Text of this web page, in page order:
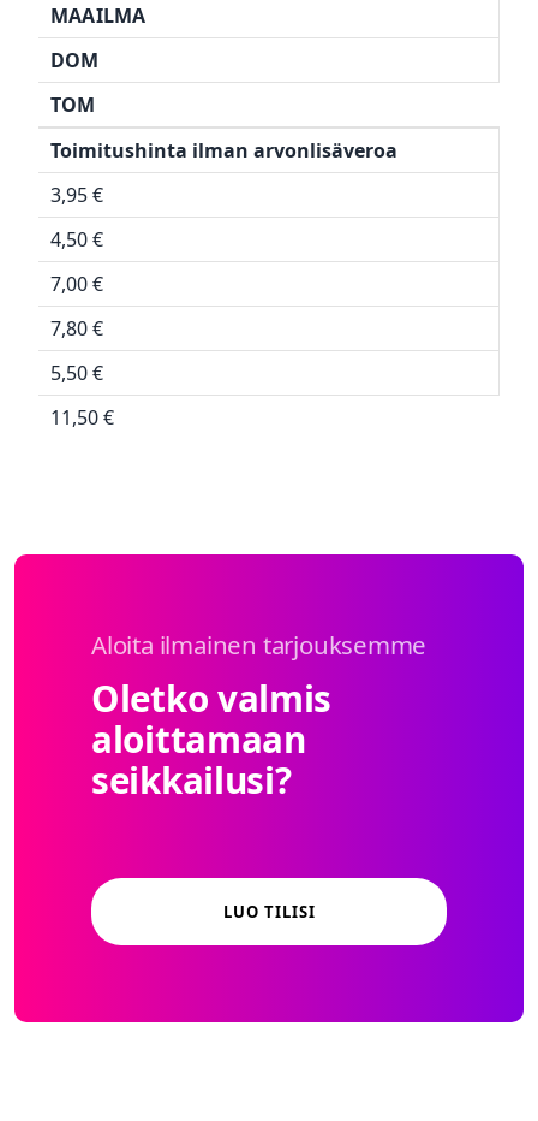
MAAILMA
DOM
TOM
Toimitushinta ilman arvonlisäveroa
3,95 €
4,50 €
7,00 €
7,80 €
5,50 €
11,50 €
Aloita ilmainen tarjouksemme
Oletko valmis
aloittamaan
seikkailusi?
LUO TILISI